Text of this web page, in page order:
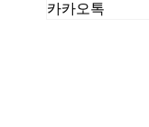
카카오톡